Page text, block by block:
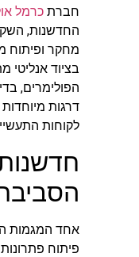
חברת כרמל
החדשנות,
מחקר ופיתוח
בציוד אנליטי
הפולימרים,
דרגות
לקוחות
אחד המגמות
פיתוח